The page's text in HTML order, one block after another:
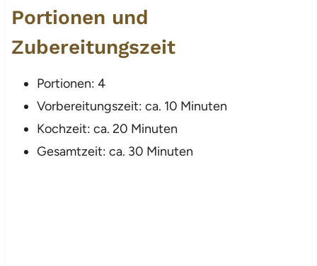
Portionen und
Zubereitungszeit
Portionen: 4
Vorbereitungszeit: ca. 10 Minuten
Kochzeit: ca. 20 Minuten
Gesamtzeit: ca. 30 Minuten